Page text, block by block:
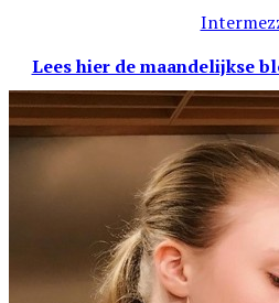
Lees hier de maandelijkse